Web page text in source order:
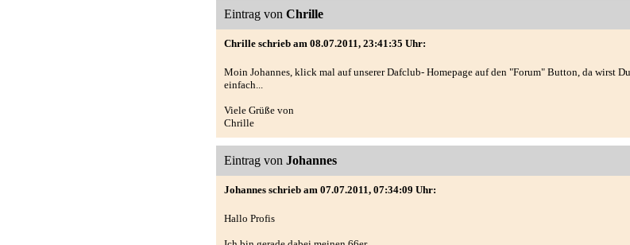
Eintrag von Chrille
Chrille schrieb am 08.07.2011, 23:41:35 Uhr:
Moin Johannes, klick mal auf unserer Dafclub- Homepage auf den "Forum" Button, da wirst
einfach...
Viele Grüße von
Chrille
Eintrag von Johannes
Johannes schrieb am 07.07.2011, 07:34:09 Uhr:
Hallo Profis